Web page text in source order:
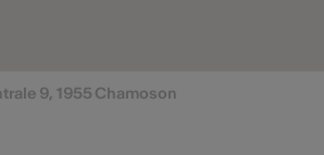
9, 1955 Chamoson